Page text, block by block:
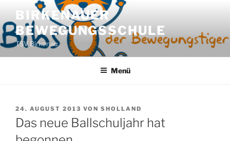
Inhalt
springen
BIRKENAUER
BEWEGUNGSSCHULE
TSV Birkenau
Menü
VERÖFFENTLICHT
AM
24. AUGUST 2013 VON SHOLLAND
Das neue Ballschuljahr hat